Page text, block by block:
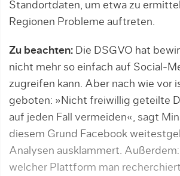
Standortdaten, um etwa zu
Regionen Probleme auftreten.
Zu beachten: Die DSGVO hat
nicht mehr so einfach auf Social-
zugreifen kann. Aber nach wie vor
geboten: »Nicht freiwillig geteilte
auf jeden Fall ver­meiden«, sagt
diesem Grund Facebook
Analysen ausklammert. Außerdem:
welcher Plattform man